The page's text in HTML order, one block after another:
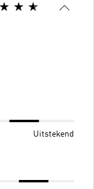
Uitstekend